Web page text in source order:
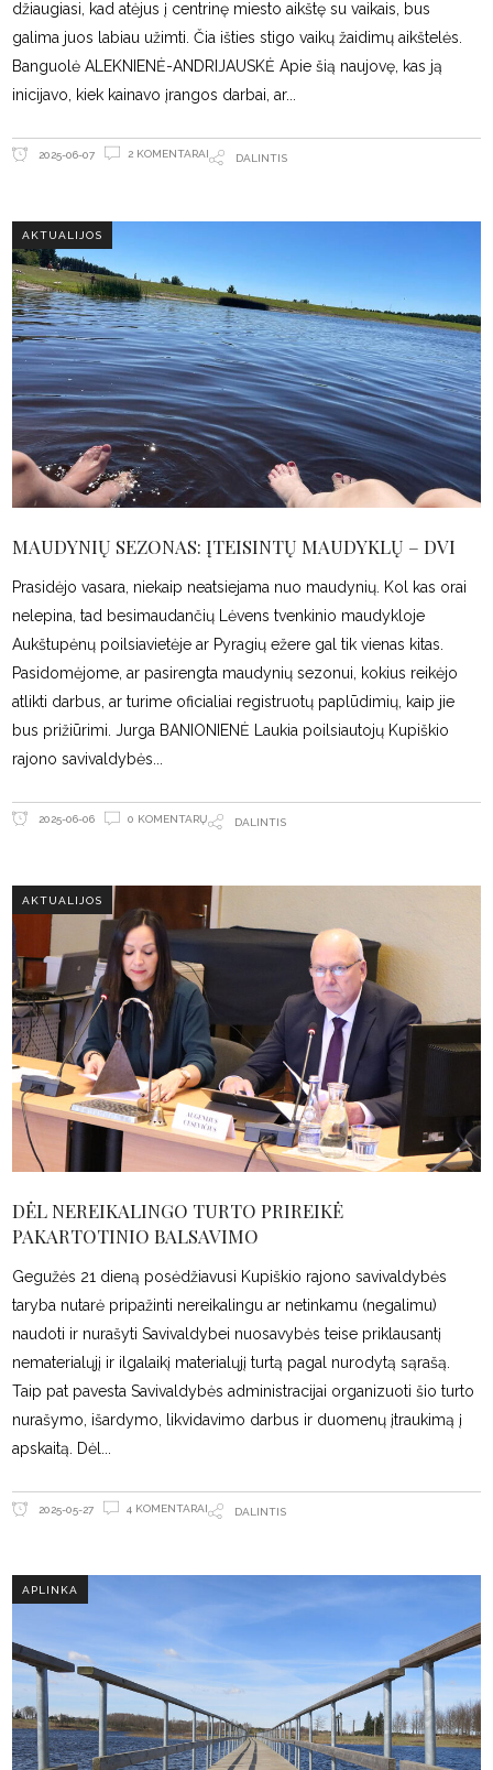
džiaugiasi, kad atėjus į centrinę miesto aikštę su vaikais, bus
galima juos labiau užimti. Čia išties stigo vaikų žaidimų aikštelės.
Banguolė ALEKNIENĖ-ANDRIJAUSKĖ Apie šią naujovę, kas ją
inicijavo, kiek kainavo įrangos darbai, ar
2025-06-07 2 KOMENTARAI DALINTIS
AKTUALIJOS
MAUDYNIŲ SEZONAS: ĮTEISINTŲ MAUDYKLŲ – DVI
Prasidėjo vasara, niekaip neatsiejama nuo maudynių. Kol kas orai
nelepina, tad besimaudančių Lėvens tvenkinio maudykloje
Aukštupėnų poilsiavietėje ar Pyragių ežere gal tik vienas kitas.
Pasidomėjome, ar pasirengta maudynių sezonui, kokius reikėjo
atlikti darbus, ar turime oficialiai registruotų paplūdimių, kaip jie
bus prižiūrimi. Jurga BANIONIENĖ Laukia poilsiautojų Kupiškio
rajono savivaldybės
2025-06-06 0 KOMENTARŲ DALINTIS
AKTUALIJOS
DĖL NEREIKALINGO TURTO PRIREIKĖ
PAKARTOTINIO BALSAVIMO
Gegužės 21 dieną posėdžiavusi Kupiškio rajono savivaldybės
taryba nutarė pripažinti nereikalingu ar netinkamu (negalimu)
naudoti ir nurašyti Savivaldybei nuosavybės teise priklausantį
nematerialųjį ir ilgalaikį materialųjį turtą pagal nurodytą sąrašą.
Taip pat pavesta Savivaldybės administracijai organizuoti šio turto
nurašymo, išardymo, likvidavimo darbus ir duomenų įtraukimą į
apskaitą. Dėl
2025-05-27 4 KOMENTARAI DALINTIS
APLINKA